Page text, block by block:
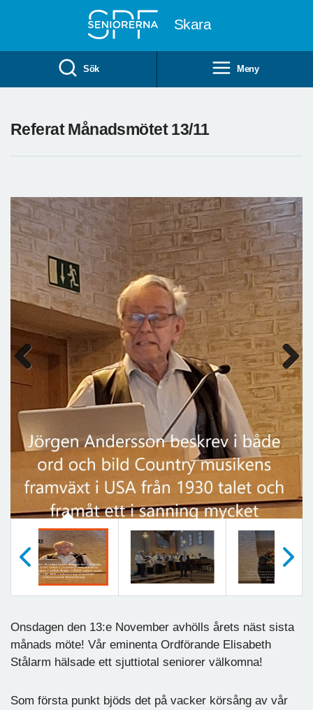
Skara
Sök Meny
Referat Månadsmötet 13/11
Next
Onsdagen den 13:e November avhölls årets näst sista
månads möte! Vår eminenta Ordförande Elisabeth
Stålarm hälsade ett sjuttiotal seniorer välkomna!
Som första punkt bjöds det på vacker körsång av vår